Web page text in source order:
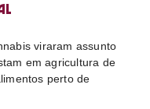
viraram assunto
em agricultura de
perto de